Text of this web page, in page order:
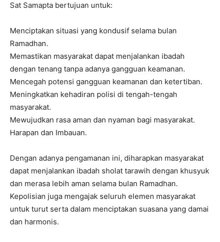
Sat Samapta bertujuan untuk:
Menciptakan situasi yang kondusif selama bulan
Ramadhan.
Memastikan masyarakat dapat menjalankan ibadah
dengan tenang tanpa adanya gangguan keamanan.
Mencegah potensi gangguan keamanan dan ketertiban.
Meningkatkan kehadiran polisi di tengah-tengah
masyarakat.
Mewujudkan rasa aman dan nyaman bagi masyarakat.
Harapan dan Imbauan.
Dengan adanya pengamanan ini, diharapkan masyarakat
dapat menjalankan ibadah sholat tarawih dengan khusyuk
dan merasa lebih aman selama bulan Ramadhan.
Kepolisian juga mengajak seluruh elemen masyarakat
untuk turut serta dalam menciptakan suasana yang damai
dan harmonis.